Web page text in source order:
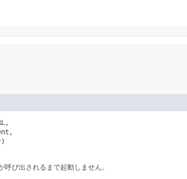
呼び出されるまで起動しません。